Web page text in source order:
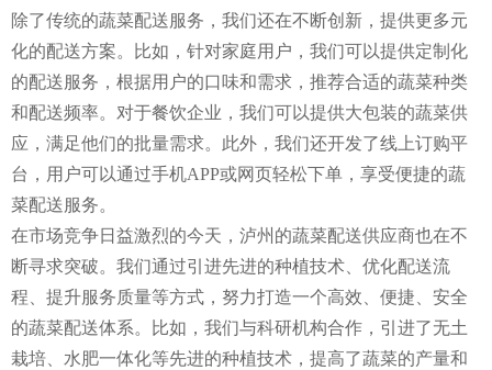
除了传统的蔬菜配送服务，我们还在不断创新，提供更多元
化的配送方案。比如，针对家庭用户，我们可以提供定制化
的配送服务，根据用户的口味和需求，推荐合适的蔬菜种类
和配送频率。对于餐饮企业，我们可以提供大包装的蔬菜供
应，满足他们的批量需求。此外，我们还开发了线上订购平
台，用户可以通过手机APP或网页轻松下单，享受便捷的蔬
菜配送服务。
在市场竞争日益激烈的今天，泸州的蔬菜配送供应商也在不
断寻求突破。我们通过引进先进的种植技术、优化配送流
程、提升服务质量等方式，努力打造一个高效、便捷、安全
的蔬菜配送体系。比如，我们与科研机构合作，引进了无土
栽培、水肥一体化等先进的种植技术，提高了蔬菜的产量和